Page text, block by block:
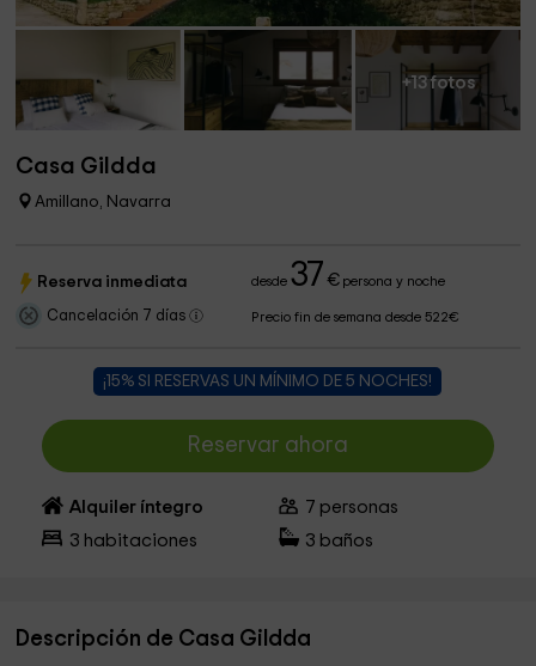
+13 fotos
Casa Gildda
Amillano, Navarra
Reserva inmediata desde37 €persona y noche
Cancelación 7 días Precio fin de semana desde 522€
¡15% SI RESERVAS UN MÍNIMO DE 5 NOCHES!
Reservar ahora
Alquiler íntegro 7 personas
3 habitaciones 3 baños
Descripción de Casa Gildda